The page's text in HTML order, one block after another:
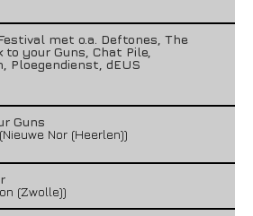
met o.a. Deftones, The
to your Guns, Chat Pile,
Ploegendienst, dEUS
Guns
Nor (Heerlen))
(Zwolle))